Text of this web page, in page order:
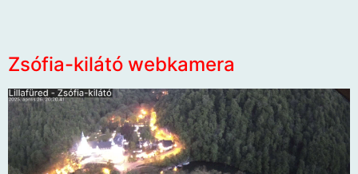
Zsófia-kilátó webkamera